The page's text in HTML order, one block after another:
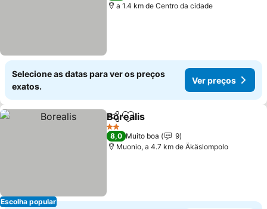
a 1.4 km de Centro da cidade
Selecione as datas para ver os preços
exatos.
Ver preços
Escolha popular
PartilharAdicionar aos favoritos
Borealis
2 Estrelas
8,0 Muito boa
9
Muonio, a 4.7 km de Äkäslompolo